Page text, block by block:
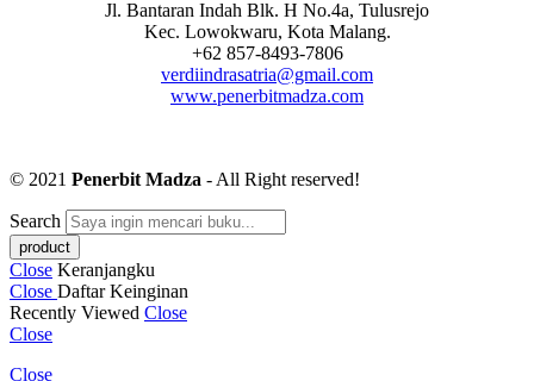
Jl. Bantaran Indah Blk. H No.4a, Tulusrejo
Kec. Lowokwaru, Kota Malang.
+62 857-8493-7806
verdiindrasatria@gmail.com
www.penerbitmadza.com
© 2021 Penerbit Madza - All Right reserved!
Search
Close Keranjangku
Close Daftar Keinginan
Recently Viewed Close
Close
Close